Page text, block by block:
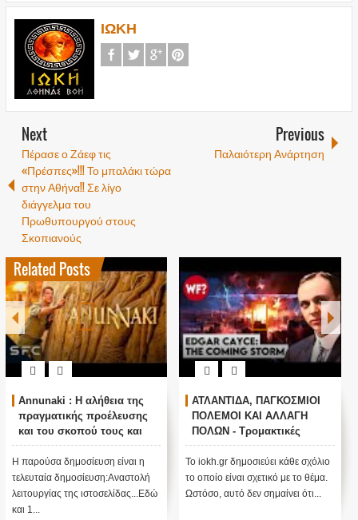
ΙΩΚΗ
Next
Πέρασε ο Ζάεφ τις
«Πρέσπες»!!! Το μπαλάκι τώρα
στην Αθήνα!! Σε λίγο
διάγγελμα του
Πρωθυπουργού στους
Σκοπιανούς
Previous
Παλαιότερη Ανάρτηση
Related Posts
Annunaki : Η αλήθεια της
πραγματικής προέλευσης
και του σκοπού τους και
αναστολή λειτουργίας μας
....
Η παρούσα δημοσίευση είναι η
τελευταία δημοσίευση:Αναστολή
λειτουργίας της ιστοσελίδας...Εδώ
και 1...
ΑΤΛΑΝΤΙΔΑ, ΠΑΓΚΟΣΜΙΟΙ
ΠΟΛΕΜΟΙ ΚΑΙ ΑΛΛΑΓΗ
ΠΟΛΩΝ - Τρομακτικές
προβλέψεις του Edgar
Cayce (Video)
Το iokh.gr δημοσιεύει κάθε σχόλιο
το οποίο είναι σχετικό με το θέμα.
Ωστόσο, αυτό δεν σημαίνει ότι...